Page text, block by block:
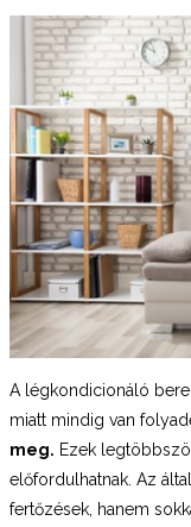
A légkondicionáló
miatt mindig van
meg. Ezek
előfordulhatnak. Az
fertőzések, hanem